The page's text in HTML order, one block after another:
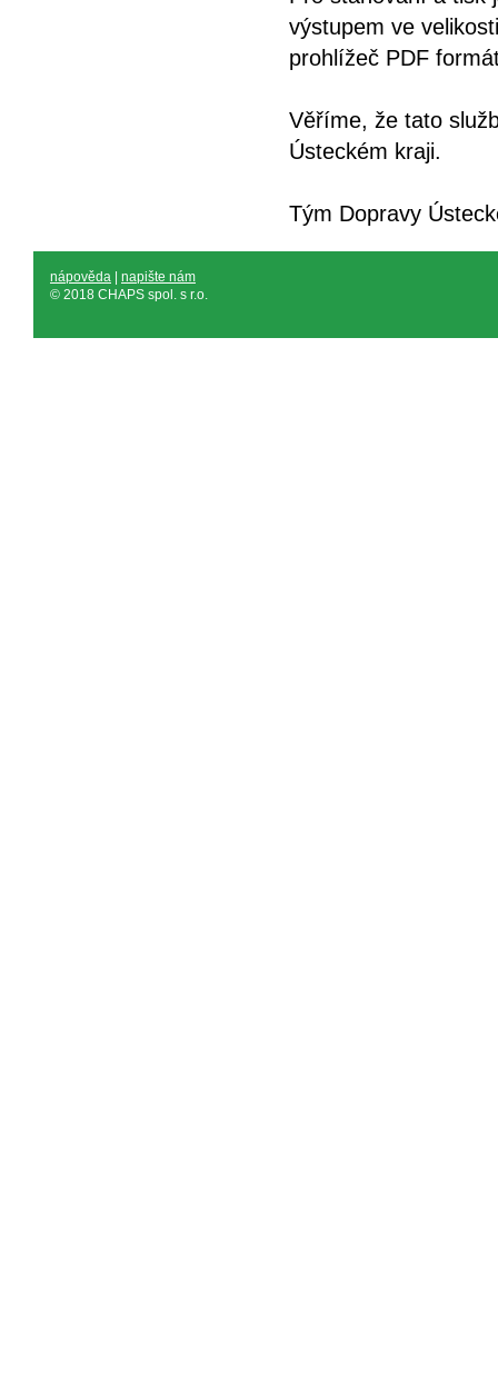
výstupem ve
prohlížeč PDF
Věříme, že tato
Ústeckém kraji.
Tým Dopravy
nápověda
napište nám
© 2018 CHAPS spol. s r.o.